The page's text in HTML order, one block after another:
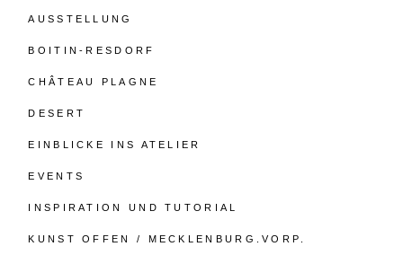
AUSSTELLUNG
BOITIN-RESDORF
CHÂTEAU PLAGNE
DESERT
EINBLICKE INS ATELIER
EVENTS
INSPIRATION UND TUTORIAL
KUNST OFFEN / MECKLENBURG.VORP.